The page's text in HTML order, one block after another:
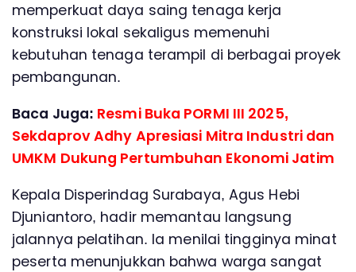
memperkuat daya saing tenaga kerja
konstruksi lokal sekaligus memenuhi
kebutuhan tenaga terampil di berbagai proyek
pembangunan.
Baca Juga: Resmi Buka PORMI III 2025,
Sekdaprov Adhy Apresiasi Mitra Industri dan
UMKM Dukung Pertumbuhan Ekonomi Jatim
Kepala Disperindag Surabaya, Agus Hebi
Djuniantoro, hadir memantau langsung
jalannya pelatihan. Ia menilai tingginya minat
peserta menunjukkan bahwa warga sangat